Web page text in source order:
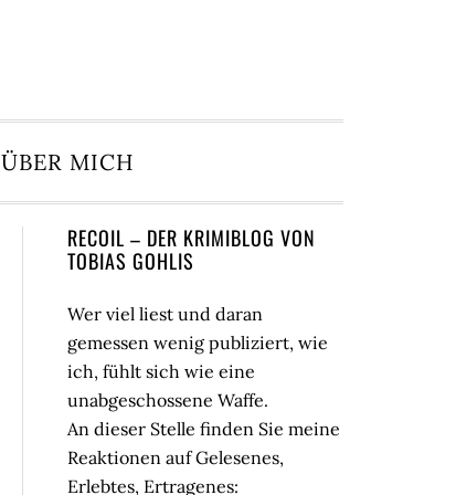
ÜBER MICH
Seitenspalte
RECOIL – DER KRIMIBLOG VON
TOBIAS GOHLIS
Wer viel liest und daran
gemessen wenig publiziert, wie
ich, fühlt sich wie eine
unabgeschossene Waffe.
An dieser Stelle finden Sie meine
Reaktionen auf Gelesenes,
Erlebtes, Ertragenes: